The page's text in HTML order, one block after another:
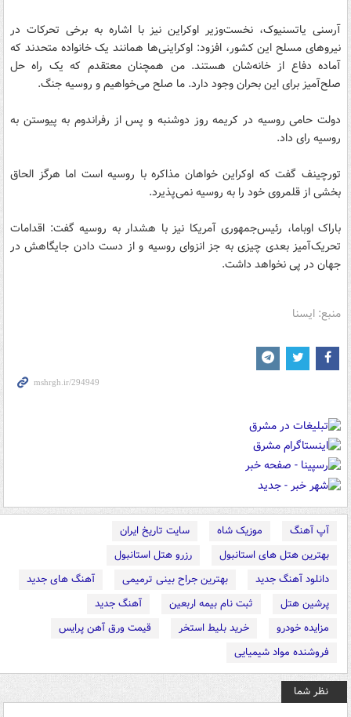
آرسنی یاتسنیوک، نخست‌وزیر اوکراین نیز با اشاره به برخی تحرکات در
نیروهای مسلح این کشور، افزود: اوکراینی‌ها همانند یک خانواده متحدند که
‌آماده دفاع از خانه‌شان هستند. من همچنان معتقدم که یک راه حل
صلح‌آمیز برای این بحران وجود دارد. ما صلح می‌خواهیم و روسیه جنگ.
دولت حامی روسیه در کریمه روز دوشنبه و پس از رفراندوم به پیوستن به
روسیه رای داد.
تورچینف گفت که اوکراین خواهان مذاکره با روسیه است اما هرگز الحاق
بخشی از قلمروی خود را به روسیه نمی‌پذیرد.
باراک اوباما،‌ رئیس‌جمهوری آمریکا نیز با هشدار به روسیه گفت: اقدامات
تحریک‌آمیز بعدی چیزی به جز انزوای روسیه و از دست دادن جایگاهش در
جهان در پی نخواهد داشت.
منبع: ایسنا
آپ آهنگ موزیک شاه
سایت تاریخ ایران
بهترین هتل های استانبول
رزرو هتل استانبول
دانلود آهنگ جدید
بهترین جراح بینی ترمیمی
آهنگ های جدید
پرشین هتل
ثبت نام بیمه اربعین
آهنگ جدید
مزایده خودرو
خرید بلیط استخر
قیمت ورق آهن پرایس
فروشنده مواد شیمیایی
نظر شما